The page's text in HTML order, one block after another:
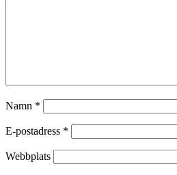
Namn *
E-postadress *
Webbplats